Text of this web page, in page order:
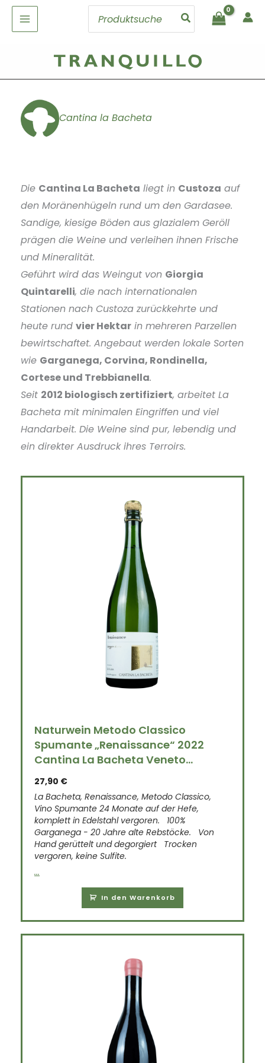
Inhalt
springen
Search
Cantina la Bacheta
Die Cantina La Bacheta liegt in Custoza auf
den Moränenhügeln rund um den Gardasee.
Sandige, kiesige Böden aus glazialem Geröll
prägen die Weine und verleihen ihnen Frische
und Mineralität.
Geführt wird das Weingut von Giorgia
Quintarelli, die nach internationalen
Stationen nach Custoza zurückkehrte und
heute rund vier Hektar in mehreren Parzellen
bewirtschaftet. Angebaut werden lokale Sorten
wie Garganega, Corvina, Rondinella,
Cortese und Trebbianella.
Seit 2012 biologisch zertifiziert, arbeitet La
Bacheta mit minimalen Eingriffen und viel
Handarbeit. Die Weine sind pur, lebendig und
ein direkter Ausdruck ihres Terroirs.
Naturwein Metodo Classico
Spumante „Renaissance“ 2022
Cantina La Bacheta Veneto...
27,90 €
La Bacheta, Renaissance, Metodo Classico,
Vino Spumante 24 Monate auf der Hefe,
komplett in Edelstahl vergoren.
100%
Garganega - 20 Jahre alte Rebstöcke.
Von
Hand gerüttelt und degorgiert Trocken
vergoren, keine Sulfite.
...
In den Warenkorb